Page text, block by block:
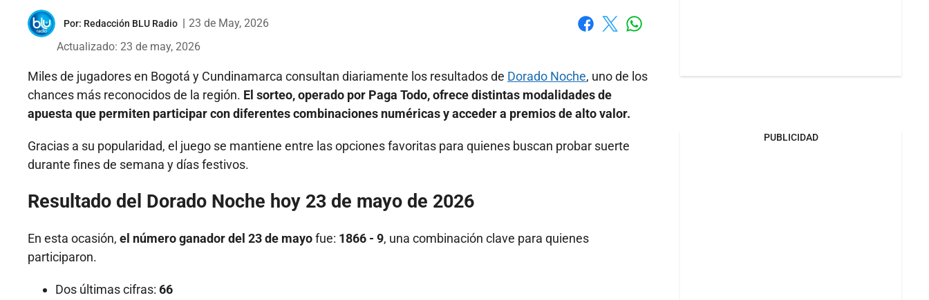
Por: Redacción BLU Radio
23 de May, 2026
Actualizado: 23 de may, 2026
Miles de jugadores en Bogotá y Cundinamarca consultan diariamente los resultados de Dorado Noche, uno de los
chances más reconocidos de la región. El sorteo, operado por Paga Todo, ofrece distintas modalidades de
apuesta que permiten participar con diferentes combinaciones numéricas y acceder a premios de alto valor.
Gracias a su popularidad, el juego se mantiene entre las opciones favoritas para quienes buscan probar suerte
durante fines de semana y días festivos.
Resultado del Dorado Noche hoy 23 de mayo de 2026
En esta ocasión, el número ganador del 23 de mayofue: 1866 - 9, una combinación clave para quienes
participaron.
Dos últimas cifras: 66
PUBLICIDAD